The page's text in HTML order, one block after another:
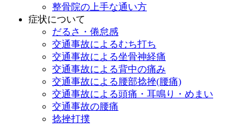
整骨院の上手な通い方
症状について
だるさ・倦怠感
交通事故によるむち打ち
交通事故による坐骨神経痛
交通事故による背中の痛み
交通事故による腰部捻挫(腰痛)
交通事故による頭痛・耳鳴り・めまい
交通事故の腰痛
捻挫打撲